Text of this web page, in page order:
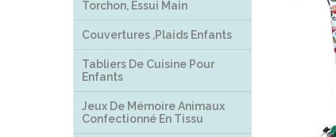
Torchon, Essui Main
Couvertures ,plaids Enfants
Tabliers De Cuisine Pour
Enfants
Jeux De Mémoire Animaux
Confectionné En Tissu